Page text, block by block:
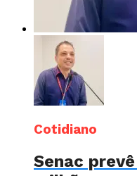
Cotidiano
Senac